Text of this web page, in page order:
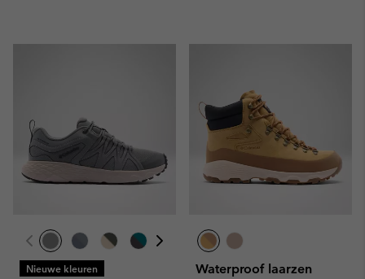
Nieuwe kleuren
Waterproof laarzen